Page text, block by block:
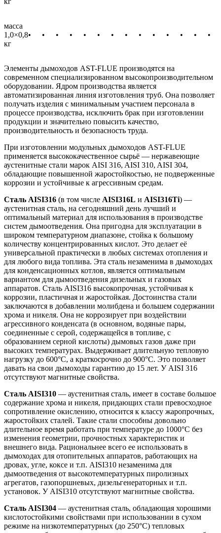
масса
1,0×0,8
кг
• • • • • • • • • • • • • •
Элементы дымоходов AST-FLUE производятся на
современном специализированном высокопроизводительном
оборудовании. Ядром производства является
автоматизированная линия изготовления труб. Она позволяет
получать изделия с минимальным участием персонала в
процессе производства, исключить брак при изготовлении
продукции и значительно повысить качество,
производительность и безопасность труда.
При изготовлении модульных дымоходов AST-FLUE
применяется высококачественное сырьё — нержавеющие
аустенитные стали марок AISI 316, AISI 310, AISI 304,
обладающие повышенной жаростойкостью, не подверженные
коррозии и устойчивые к агрессивным средам.
Сталь AISI316 (в том числе AISI316L и AISI316Ti) —
аустенитная сталь, на сегодняшний день лучший и
оптимальный материал для использования в производстве
систем дымоотведения. Она пригодна для эксплуатации в
широком температурном диапазоне, стойка к большому
количеству концентрированных кислот. Это делает её
универсаль­ной практически в любых системах отопления и
для любого вида топлива. Эта сталь незаменима в дымоходах
для конденсационных котлов, является оптимальным
вариантом для дымоотведения дизельных и газовых
аппаратов. Сталь AISI316 высокопрочная, устойчивая к
коррозии, пластичная и жаростойкая. Достоинства стали
заключаются в добавлении молибдена и большем содержании
хрома и никеля. Она не коррозирует при воздействии
агрессивного конденсата (в основном, водяные пары,
соединенные с серой, содержащейся в топливе, с
образованием серной кислоты) дымовых газов даже при
высоких температурах. Выдерживает длительную тепловую
нагрузку до 600°С, а краткосрочно до 900°С. Это позволяет
давать на свои дымоходы гарантию до 15 лет. У AISI 316
отсутствуют магнитные свойства.
Сталь AISI310 — аустенитная сталь, имеет в составе большое
содержание хрома и никеля, придающих стали превосходное
сопротивление окислению, относится к классу жаропрочных,
жаростойких сталей. Такие стали способны довольно
длительное время работать при температуре до 1000°С без
изменения геометрии, прочностных характеристик и
внешнего вида. Рациональнее всего ее использовать в
дымоходах для отопительных аппаратов, работающих на
дровах, угле, коксе и т.п. AISI310 незаменима для
дымоотведения от высокотемпературных пиролизных
агрегатов, газопоршневых, дизельгенераторных и т.п.
установок. У AISI310 отсутствуют магнитные свойства.
Сталь AISI304 — аустенитная сталь, обладающая хорошими
кислотостойкими свойствами при использовании в сухом
режиме на низкотемпературных (до 250°С) тепловых